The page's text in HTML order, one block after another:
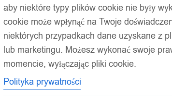
PODGLĄD Wizjer DOMOFON WIFI
aby niektóre typy plików cookie nie były
cookie może wpłynąć na Twoje
niektórych przypadkach dane uzyskane z
lub marketingu. Możesz wykonać swoje
momencie, wyłączając pliki cookie.
Polityka prywatności